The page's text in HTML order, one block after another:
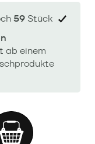
ab einem
59Stück